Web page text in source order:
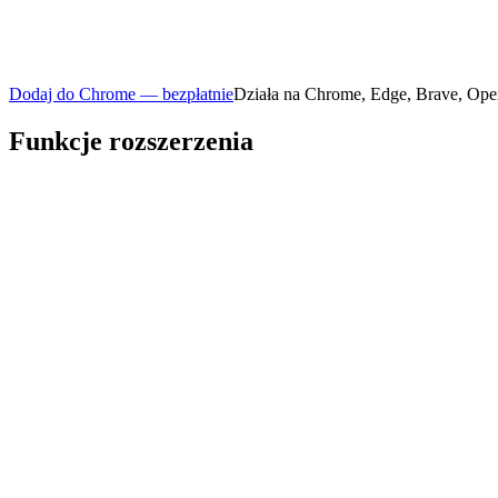
Dodaj do Chrome — bezpłatnieDziała na Chrome, Edge, Brave,
Funkcje rozszerzenia